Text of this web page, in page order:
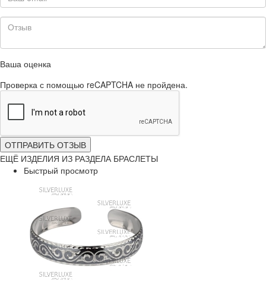
Ваша оценка
Проверка с помощью reCAPTCHA не пройдена.
ОТПРАВИТЬ ОТЗЫВ
ЕЩЁ ИЗДЕЛИЯ ИЗ РАЗДЕЛА БРАСЛЕТЫ
Быстрый просмотр